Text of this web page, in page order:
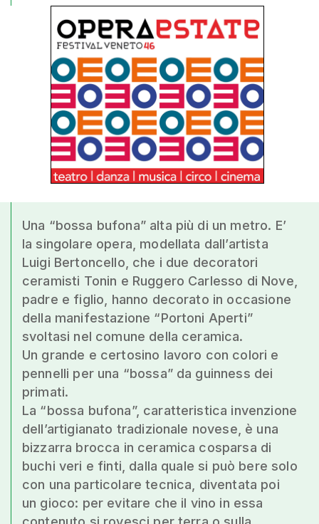
Una “bossa bufona” alta più di un metro. E’
la singolare opera, modellata dall’artista
Luigi Bertoncello, che i due decoratori
ceramisti Tonin e Ruggero Carlesso di Nove,
padre e figlio, hanno decorato in occasione
della manifestazione “Portoni Aperti”
svoltasi nel comune della ceramica.
Un grande e certosino lavoro con colori e
pennelli per una “bossa” da guinness dei
primati.
La “bossa bufona”, caratteristica invenzione
dell’artigianato tradizionale novese, è una
bizzarra brocca in ceramica cosparsa di
buchi veri e finti, dalla quale si può bere solo
con una particolare tecnica, diventata poi
un gioco: per evitare che il vino in essa